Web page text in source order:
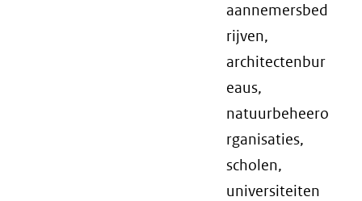
aannemersbed
rijven,
architectenbur
eaus,
natuurbeheero
rganisaties,
scholen,
universiteiten